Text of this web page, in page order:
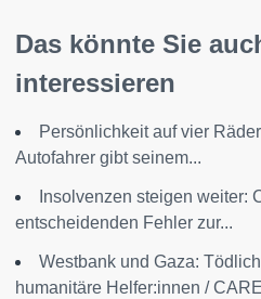
Das könnte Sie
interessieren
Persönlichkeit auf vier
Autofahrer gibt seinem...
Insolvenzen steigen weiter:
entscheidenden Fehler zur...
Westbank und Gaza:
humanitäre Helfer:innen /